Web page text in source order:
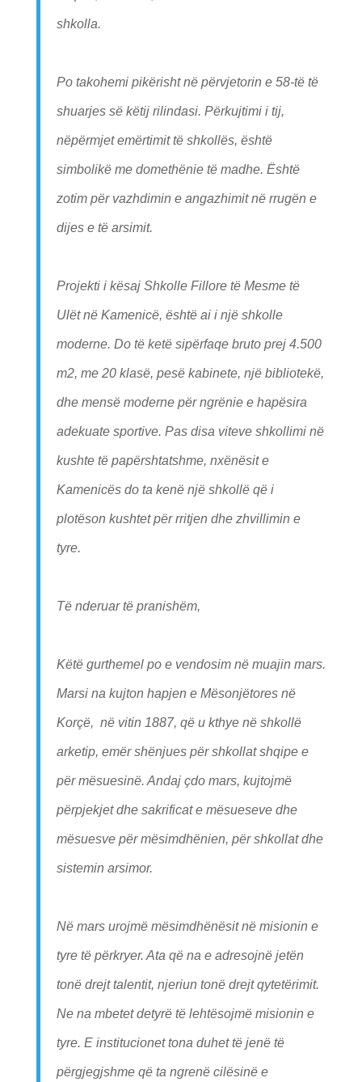
shkolla.
Po takohemi pikërisht në përvjetorin e 58-të të
shuarjes së këtij rilindasi. Përkujtimi i tij,
nëpërmjet emërtimit të shkollës, është
simbolikë me domethënie të madhe. Është
zotim për vazhdimin e angazhimit në rrugën e
dijes e të arsimit.
Projekti i kësaj Shkolle Fillore të Mesme të
Ulët në Kamenicë, është ai i një shkolle
moderne. Do të ketë sipërfaqe bruto prej 4.500
m2, me 20 klasë, pesë kabinete, një bibliotekë,
dhe mensë moderne për ngrënie e hapësira
adekuate sportive. Pas disa viteve shkollimi në
kushte të papërshtatshme, nxënësit e
Kamenicës do ta kenë një shkollë që i
plotëson kushtet për rritjen dhe zhvillimin e
tyre.
Të nderuar të pranishëm,
Këtë gurthemel po e vendosim në muajin mars.
Marsi na kujton hapjen e Mësonjëtores në
Korçë, në vitin 1887, që u kthye në shkollë
arketip, emër shënjues për shkollat shqipe e
për mësuesinë. Andaj çdo mars, kujtojmë
përpjekjet dhe sakrificat e mësueseve dhe
mësuesve për mësimdhënien, për shkollat dhe
sistemin arsimor.
Në mars urojmë mësimdhënësit në misionin e
tyre të përkryer. Ata që na e adresojnë jetën
tonë drejt talentit, njeriun tonë drejt qytetërimit.
Ne na mbetet detyrë të lehtësojmë misionin e
tyre. E institucionet tona duhet të jenë të
përgjegjshme që ta ngrenë cilësinë e